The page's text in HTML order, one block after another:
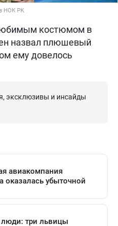
НОК РК
костюмом в
назвал плюшевый
ему довелось
эксклюзивы и инсайды